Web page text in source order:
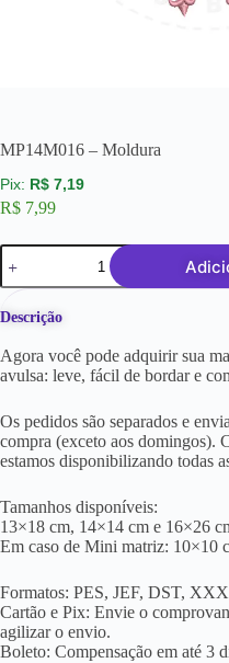
MP14M016 – Moldura
R$ 7,19
R$ 7,99
Descrição
Agora você pode adquirir sua
avulsa: leve, fácil de bordar e
Os pedidos são separados e
compra (exceto aos domingos).
estamos disponibilizando todas
Tamanhos disponíveis:
13×18 cm, 14×14 cm e 16×26
Em caso de Mini matriz: 10×10
Formatos: PES, JEF, DST,
Cartão e Pix: Envie o
agilizar o envio.
Boleto: Compensação em até 3